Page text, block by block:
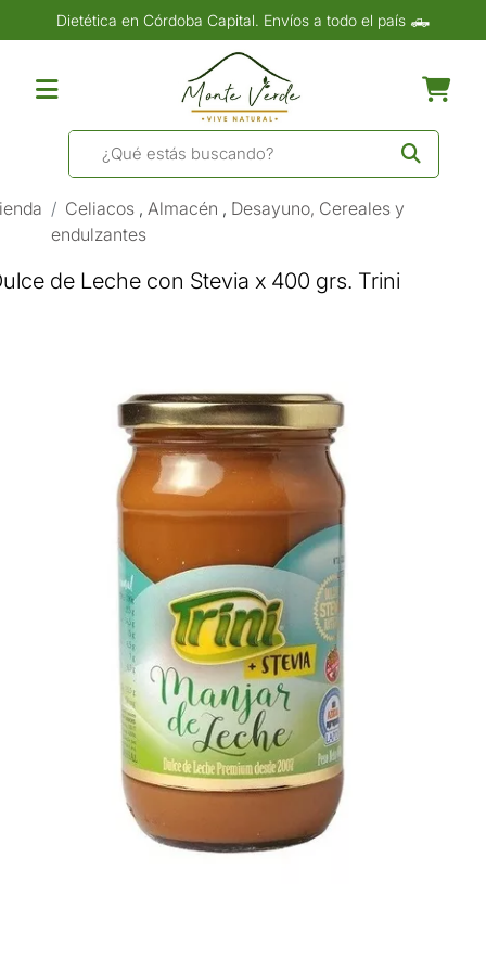
Dietética en Córdoba Capital. Envíos a todo el país 🛻
Celiacos , Almacén , Desayuno, Cereales y
endulzantes
de Leche con Stevia x 400 grs. Trini